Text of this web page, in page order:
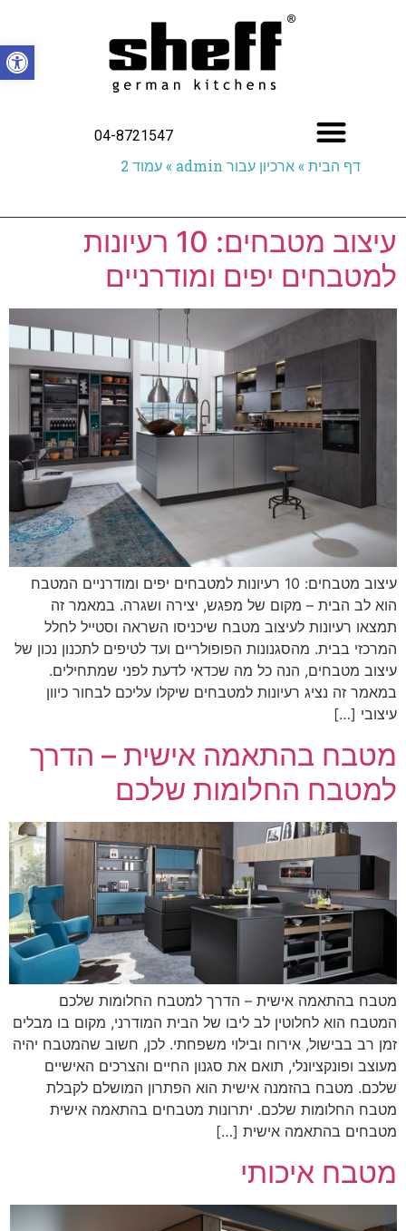
04-8721547
דף הבית » ארכיון עבור admin » עמוד 2
עיצוב מטבחים: 10 רעיונות
למטבחים יפים ומודרניים
עיצוב מטבחים: 10 רעיונות למטבחים יפים ומודרניים המטבח
הוא לב הבית – מקום של מפגש, יצירה ושגרה. במאמר זה
תמצאו רעיונות לעיצוב מטבח שיכניסו השראה וסטייל לחלל
המרכזי בבית. מהסגנונות הפופולריים ועד לטיפים לתכנון נכון של
עיצוב מטבחים, הנה כל מה שכדאי לדעת לפני שמתחילים.
במאמר זה נציג רעיונות למטבחים שיקלו עליכם לבחור כיוון
עיצובי […]
מטבח בהתאמה אישית – הדרך
למטבח החלומות שלכם
מטבח בהתאמה אישית – הדרך למטבח החלומות שלכם
המטבח הוא לחלוטין לב ליבו של הבית המודרני, מקום בו מבלים
זמן רב בבישול, אירוח ובילוי משפחתי. לכן, חשוב שהמטבח יהיה
מעוצב ופונקציונלי, תואם את סגנון החיים והצרכים האישיים
שלכם. מטבח בהזמנה אישית הוא הפתרון המושלם לקבלת
מטבח החלומות שלכם. יתרונות מטבחים בהתאמה אישית
מטבחים בהתאמה אישית […]
מטבח איכותי
פתח